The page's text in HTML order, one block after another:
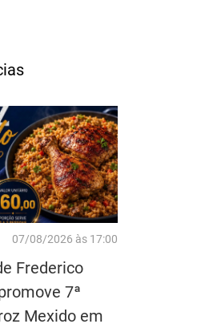
07/08/2026 às 17:00
Frederico
7ª
Mexido em